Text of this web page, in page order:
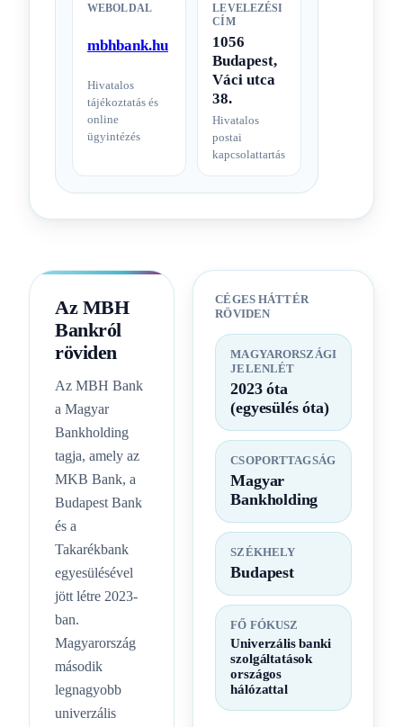
WEBOLDAL
mbhbank.hu
Hivatalos
tájékoztatás és
online
ügyintézés
LEVELEZÉSI
CÍM
1056
Budapest,
Váci utca
38.
Hivatalos
postai
kapcsolattartás
Az MBH
Bankról
röviden
Az MBH Bank
a Magyar
Bankholding
tagja, amely az
MKB Bank, a
Budapest Bank
és a
Takarékbank
egyesülésével
jött létre 2023-
ban.
Magyarország
második
legnagyobb
univerzális
CÉGES HÁTTÉR
RÖVIDEN
MAGYARORSZÁGI
JELENLÉT
2023 óta
(egyesülés óta)
CSOPORTTAGSÁG
Magyar
Bankholding
SZÉKHELY
Budapest
FŐ FÓKUSZ
Univerzális banki
szolgáltatások
országos
hálózattal